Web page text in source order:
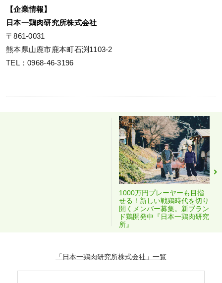
【企業情報】
日本一鶏肉研究所株式会社
〒861-0031
熊本県山鹿市鹿本町石渕1103-2
TEL：0968-46-3196
1000万円プレーヤーも目指
せる！新しい戦鶏時代を切り
開くメンバー募集。新ブラン
ド鶏開発中『日本一鶏肉研究
所』
「日本一鶏肉研究所株式会社」